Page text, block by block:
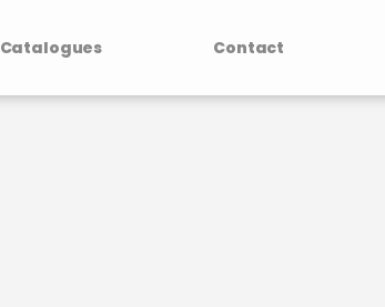
Catalogues Contact